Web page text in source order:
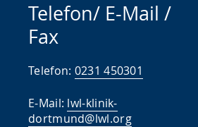
Telefon/ E-Mail /
Fax
Telefon: 0231 450301
E-Mail: lwl-klinik-
dortmund@lwl.org